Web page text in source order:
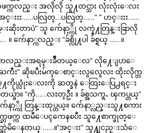
က္ကလည္း အလိုလို သူ႔တင္သား လုံးလုံးေလး
င္းးး……ပလြတ္…ပလြတ္……” ” ဟင္းးး……
းတာပဲ” သူ က်ေနာ့္ကို လက္နဲ႔တြန္းခြာလို
က်ေနာ္ကလည္း “ခ်စ္လို႔ပါ ခ်စ္ရယ္ ……။
းကလည္းအရမ္းခ်ိဳတယ္ေလ” လို႔ေျပာေ
ႀကီး” ဆိုၿပီးမ်က္ေစာင္းလွလွေလး ထိုးလိုက္တ
ကိုယ္လုံးေလးကို ဆတ္ခနဲ ေထြးေပြ႕ရင္း
ဗ်ာ။ “ကို……လႊတ္ဦး ။ ခ်စ္အသက္ရႉ ၾကပ္တယ္”
ာ့္ကို တြန္းထုပ္တယ္။ က်ေနာ္လည္းသူ႔စကား
က္တဖက္က ထမီေပၚကေနၿပီး သူ႔ေစာက္ဖုတ္ေ
တ္ဆြဲမိေနတယ္ ……။”အင္းး” သူ႔ျငည္းသံေ